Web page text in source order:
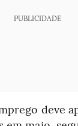
PUBLICIDADE
deve